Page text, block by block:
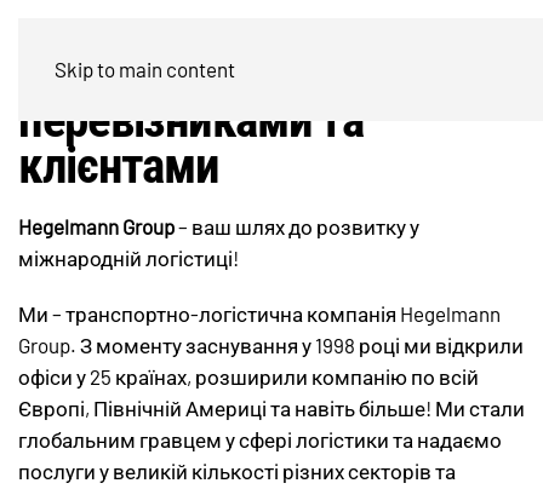
Skip to main content
Менеджер по роботі з
перевізниками та
клієнтами
Hegelmann Group– ваш шлях до розвитку у
міжнародній логістиці!
Ми – транспортно-логістична компанія Hegelmann
Group. З моменту заснування у 1998 році ми відкрили
офіси у 25 країнах, розширили компанію по всій
Європі, Північній Америці та навіть більше! Ми стали
глобальним гравцем у сфері логістики та надаємо
послуги у великій кількості різних секторів та